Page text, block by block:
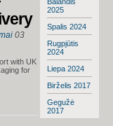
2025
Spalis 2024
Rugpjūtis
2024
Liepa 2024
Birželis 2017
Gegužė
2017
03
with UK
for